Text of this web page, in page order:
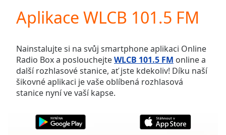
Play
Video
Skip
Backward
Skip
Forward
Mute
Current
Duration-:-
Aplikace WLCB 101.5 FM
Nainstalujte si na svůj smartphone aplikaci Online
Radio Box a poslouchejteWLCB 101.5 FM online a
další rozhlasové stanice, ať jste kdekoliv! Díku naší
šikovné aplikaci je vaše oblíbená rozhlasová
stanice nyní ve vaší kapse.